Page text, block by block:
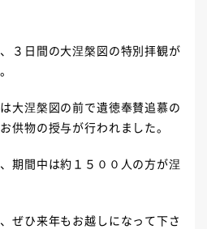
３日間の大涅槃図の特別拝観が
大涅槃図の前で遺徳奉賛追慕の
供物の授与が行われました。
期間中は約１５００人の方が涅
ぜひ来年もお越しになって下さ